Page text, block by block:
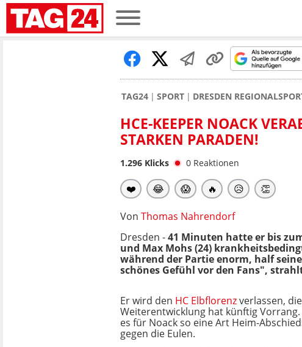
TAG24 SPORT DRESDEN
HCE-KEEPER NOACK
STARKEN PARADEN!
1.296 Klicks 0 Reaktionen
❤️ 😂 😱 🔥 😥 👏
Von Thomas Nahrendorf
Dresden -41 Minuten hatte er bis
und Max Mohs (24)
während der Partie enorm, half
schönes Gefühl vor den Fans",
Er wird den HC Elbflorenzverlassen,
Weiterentwicklung hat künftig
es für Noack so eine Art Heim-
gegen die Eulen.